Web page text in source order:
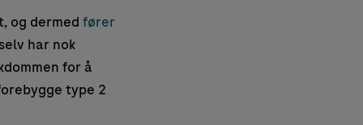
og dermed fører
har nok
for å
type 2